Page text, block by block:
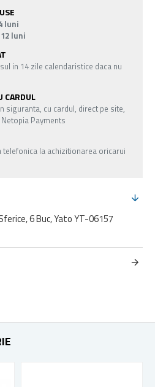
luni
12 luni
in 14 zile calendaristice daca nu
CARDUL
siguranta, cu cardul, direct pe site,
Payments
la achizitionarea oricarui
6 Buc, Yato YT-06157